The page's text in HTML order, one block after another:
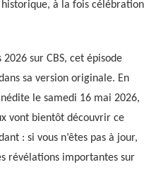
à la fois célébration
sur CBS, cet épisode
sa version originale. En
le samedi 16 mai 2026,
vont bientôt découvrir ce
: si vous n’êtes pas à jour,
révélations importantes sur